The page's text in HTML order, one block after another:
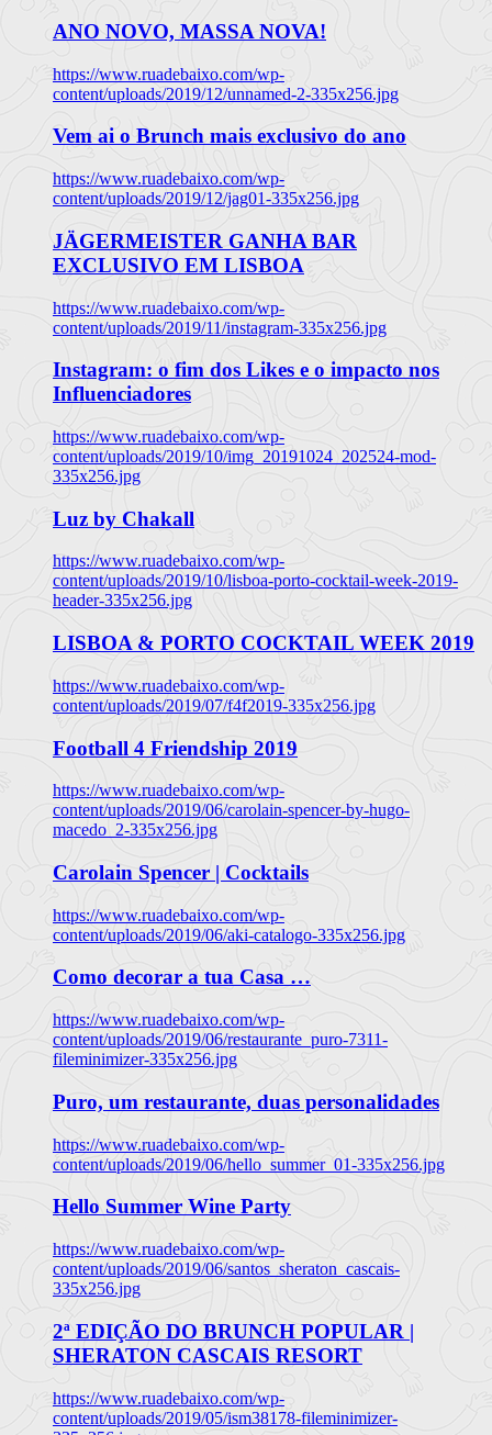
ANO NOVO, MASSA NOVA!
https://www.ruadebaixo.com/wp-
content/uploads/2019/12/unnamed-2-335x256.jpg
Vem ai o Brunch mais exclusivo do ano
https://www.ruadebaixo.com/wp-
content/uploads/2019/12/jag01-335x256.jpg
JÄGERMEISTER GANHA BAR
EXCLUSIVO EM LISBOA
https://www.ruadebaixo.com/wp-
content/uploads/2019/11/instagram-335x256.jpg
Instagram: o fim dos Likes e o impacto nos
Influenciadores
https://www.ruadebaixo.com/wp-
content/uploads/2019/10/img_20191024_202524-mod-
335x256.jpg
Luz by Chakall
https://www.ruadebaixo.com/wp-
content/uploads/2019/10/lisboa-porto-cocktail-week-2019-
header-335x256.jpg
LISBOA & PORTO COCKTAIL WEEK 2019
https://www.ruadebaixo.com/wp-
content/uploads/2019/07/f4f2019-335x256.jpg
Football 4 Friendship 2019
https://www.ruadebaixo.com/wp-
content/uploads/2019/06/carolain-spencer-by-hugo-
macedo_2-335x256.jpg
Carolain Spencer | Cocktails
https://www.ruadebaixo.com/wp-
content/uploads/2019/06/aki-catalogo-335x256.jpg
Como decorar a tua Casa …
https://www.ruadebaixo.com/wp-
content/uploads/2019/06/restaurante_puro-7311-
fileminimizer-335x256.jpg
Puro, um restaurante, duas personalidades
https://www.ruadebaixo.com/wp-
content/uploads/2019/06/hello_summer_01-335x256.jpg
Hello Summer Wine Party
https://www.ruadebaixo.com/wp-
content/uploads/2019/06/santos_sheraton_cascais-
335x256.jpg
2ª EDIÇÃO DO BRUNCH POPULAR |
SHERATON CASCAIS RESORT
https://www.ruadebaixo.com/wp-
content/uploads/2019/05/ism38178-fileminimizer-